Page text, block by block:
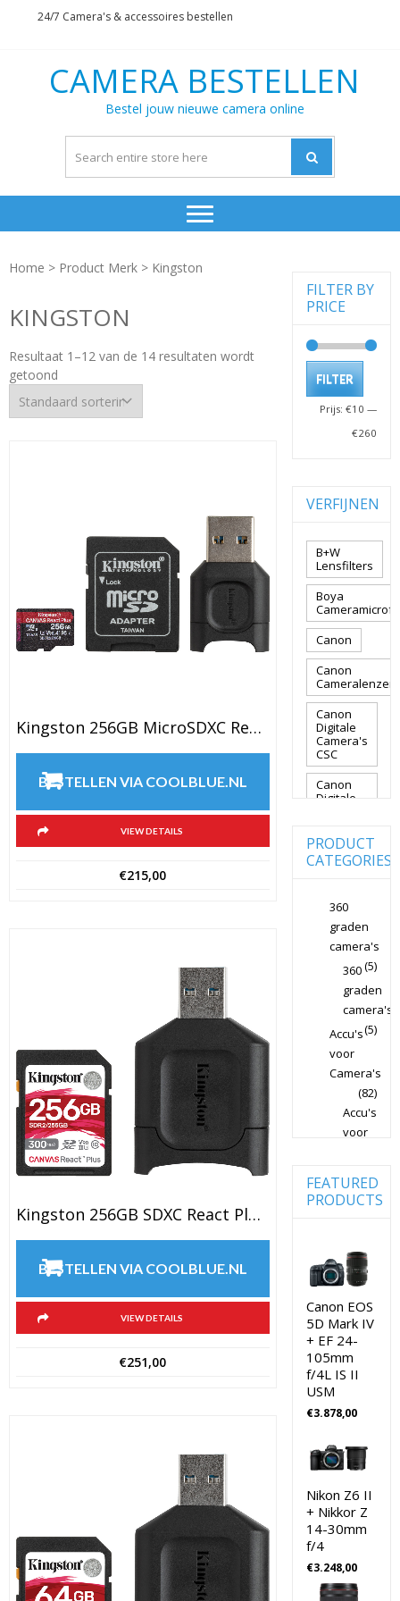
24/7 Camera's & accessoires bestellen
CAMERA BESTELLEN
Bestel jouw nieuwe camera online
Home > Product Merk > Kingston
KINGSTON
Resultaat 1–12 van de 14 resultaten wordt
getoond
Kingston 256GB MicroSDXC React Plus SDCR2 Met Adapter + MLPM
BESTELLEN VIA COOLBLUE.NL
VIEW DETAILS
€215,00
Kingston 256GB SDXC React Plus With Reader
BESTELLEN VIA COOLBLUE.NL
VIEW DETAILS
€251,00
FILTER BY
PRICE
FILTER
Prijs: €10 —
€260
VERFIJNEN
B+W
Lensfilters
Boya
Canon
Canon
Cameralenzen
Canon
Digitale
Camera's
CSC
Canon
Digitale
Canon
Lenzen
Canon
Lenzen
Voor SLR
Camera's
Case Logic
Cameratassen
Dörr
Studiolampen
Cameralenzen
Fujifilm
Fujifilm
Fujifilm
Lenzen
Camera's
Godox
Flitsers
GoPro
GoPro
Hoya
Joby
Gorillapods
Statieven
PRODUCT
CATEGORIES
360
graden
camera's
(5)
360
graden
camera's
(5)
Accu's
voor
Camera's
(82)
Accu's
voor
(10)
(10)
Action
camera's
(18)
Action
camera's
Battery
grips
grips
(8)
(9)
Software
Video
FEATURED
PRODUCTS
Canon EOS
5D Mark IV
+ EF 24-
105mm
f/4L IS II
USM
€3.878,00
Nikon Z6 II
+ Nikkor Z
14-30mm
f/4
€3.248,00